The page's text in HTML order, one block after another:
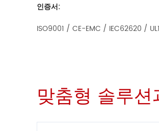
인증서:
ISO9001 / CE-EMC / IEC62620 /
맞춤형 솔루